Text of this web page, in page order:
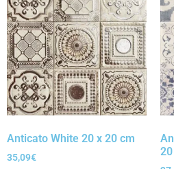
Anticato White 20 x 20 cm
35,09€